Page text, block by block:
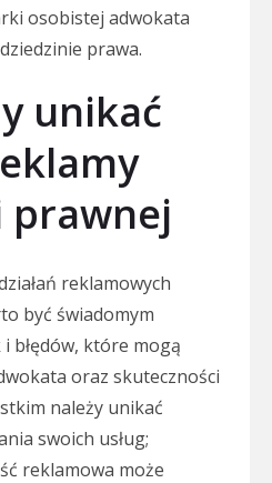
osobistej adwokata
prawa.
unikać
prawnej
reklamowych
być świadomym
błędów, które mogą
oraz skuteczności
należy unikać
swoich usług;
reklamowa może